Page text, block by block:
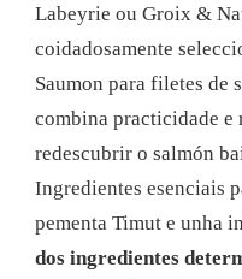
Labeyrie ou Groix &
coidadosamente
Saumon para filetes de
combina practicidade
redescubrir o salmón
Ingredientes esenciais
pementa Timut e unha
dos ingredientes